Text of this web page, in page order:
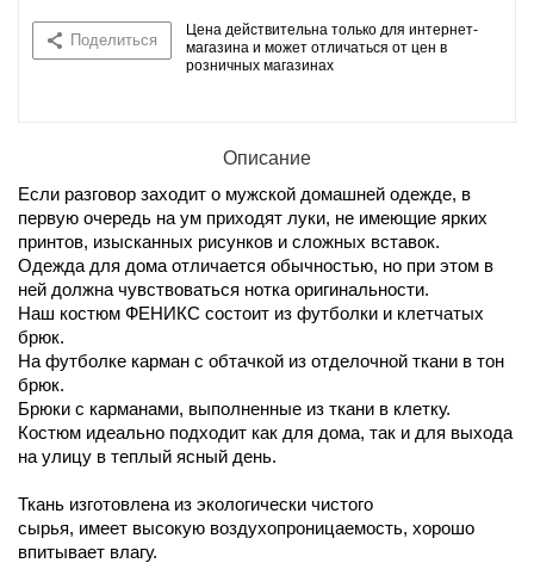
Поделиться
Цена действительна только для интернет-
магазина и может отличаться от цен в
розничных магазинах
Описание
Если разговор заходит о мужской домашней одежде, в
первую очередь на ум приходят луки, не имеющие ярких
принтов, изысканных рисунков и сложных вставок.
Одежда для дома отличается обычностью, но при этом в
ней должна чувствоваться нотка оригинальности.
Наш костюм ФЕНИКС состоит из футболки и клетчатых
брюк.
На футболке карман с обтачкой из отделочной ткани в тон
брюк.
Брюки с карманами, выполненные из ткани в клетку.
Костюм идеально подходит как для дома, так и для выхода
на улицу в теплый ясный день.
Ткань изготовлена из экологически чистого
сырья, имеет высокую воздухопроницаемость, хорошо
впитывает влагу.